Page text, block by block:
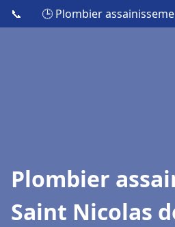
📞 🕒 Plombier
Plombier
Saint Nicolas